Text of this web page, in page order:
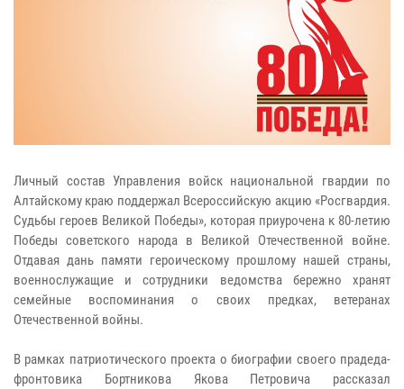
Личный состав Управления войск национальной гвардии по
Алтайскому краю поддержал Всероссийскую акцию «Росгвардия.
Судьбы героев Великой Победы», которая приурочена к 80-летию
Победы советского народа в Великой Отечественной войне.
Отдавая дань памяти героическому прошлому нашей страны,
военнослужащие и сотрудники ведомства бережно хранят
семейные воспоминания о своих предках, ветеранах
Отечественной войны.
В рамках патриотического проекта о биографии своего прадеда-
фронтовика Бортникова Якова Петровича рассказал